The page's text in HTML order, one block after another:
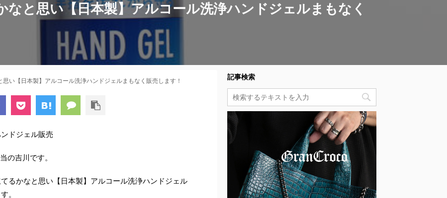
なと思い【日本製】アルコール洗浄ハンドジェルまもなく
い【日本製】アルコール洗浄ハンドジェルまもなく販売します！
ドジェル販売
の吉川です。
るかなと思い【日本製】アルコール洗浄ハンドジェル
。
記事検索